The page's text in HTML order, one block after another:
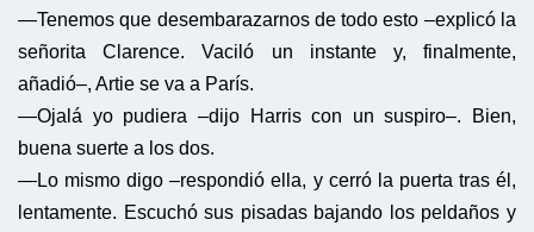
—Tenemos que desembarazarnos de todo esto –explicó la
señorita Clarence. Vaciló un instante y, finalmente,
añadió–, Artie se va a París.
—Ojalá yo pudiera –dijo Harris con un suspiro–. Bien,
buena suerte a los dos.
—Lo mismo digo –respondió ella, y cerró la puerta tras él,
lentamente. Escuchó sus pisadas bajando los peldaños y